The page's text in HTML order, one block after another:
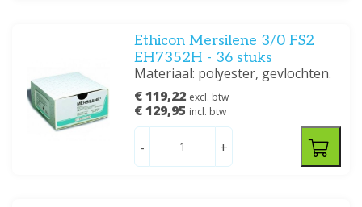
Ethicon Mersilene 3/0 FS2
EH7352H - 36 stuks
Materiaal: polyester, gevlochten.
€ 119,22 excl. btw
€ 129,95 incl. btw
- +